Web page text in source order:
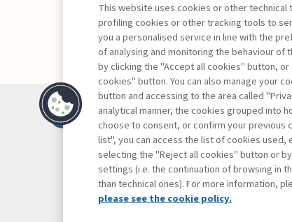
Contacts
Subscribe
Archived
Privacy
Cookie
This website uses cookies or other technical
profiling cookies or other tracking tools to
you a personalised service in line with the
of analysing and monitoring the behaviour of
by clicking the "Accept all cookies" button,
cookies" button. You can also manage your
button and accessing to the area called
analytical manner, the cookies grouped into
choose to consent, or confirm your previous
list", you can access the list of cookies used,
selecting the "Reject all cookies" button or
settings (i.e. the continuation of browsing in
than technical ones). For more information,
please see the cookie policy.